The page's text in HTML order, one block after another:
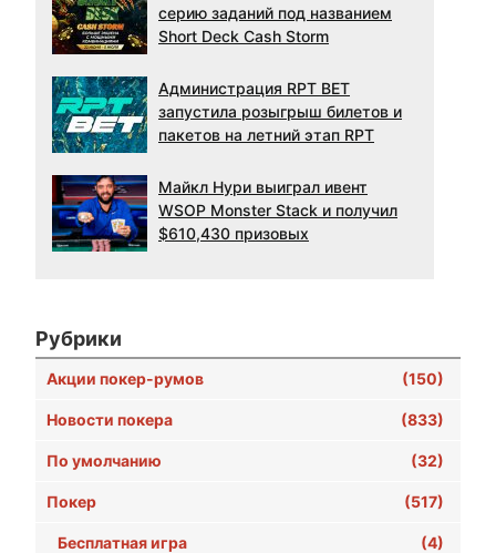
серию заданий под названием
Short Deck Cash Storm
Администрация RPT BET
запустила розыгрыш билетов и
пакетов на летний этап RPT
Майкл Нури выиграл ивент
WSOP Monster Stack и получил
$610,430 призовых
Рубрики
Акции покер-румов (150)
Новости покера (833)
По умолчанию (32)
Покер (517)
Бесплатная игра (4)